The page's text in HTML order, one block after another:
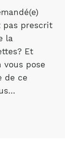
pas prescrit
la
Et
pose
de ce